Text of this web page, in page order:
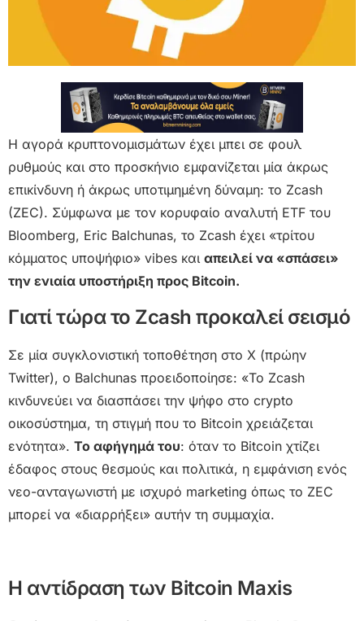
Η αγορά κρυπτονομισμάτων έχει μπει σε φουλ
ρυθμούς και στο προσκήνιο εμφανίζεται μία άκρως
επικίνδυνη ή άκρως υποτιμημένη δύναμη: το Zcash
(ZEC). Σύμφωνα με τον κορυφαίο αναλυτή ETF του
Bloomberg, Eric Balchunas, το Zcash έχει «τρίτου
κόμματος υποψήφιο» vibes και απειλεί να «σπάσει»
την ενιαία υποστήριξη προς Bitcoin.
Γιατί τώρα το Zcash προκαλεί σεισμό
Σε μία συγκλονιστική τοποθέτηση στο X (πρώην
Twitter), ο Balchunas προειδοποίησε: «Το Zcash
κινδυνεύει να διασπάσει την ψήφο στο crypto
οικοσύστημα, τη στιγμή που το Bitcoin χρειάζεται
ενότητα». Το αφήγημά του: όταν το Bitcoin χτίζει
έδαφος στους θεσμούς και πολιτικά, η εμφάνιση ενός
νεο-ανταγωνιστή με ισχυρό marketing όπως το ZEC
μπορεί να «διαρρήξει» αυτήν τη συμμαχία.
Η αντίδραση των Bitcoin Maxis